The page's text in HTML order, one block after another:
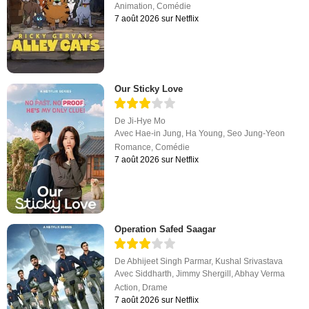
Animation,Comédie
7 août 2026 sur Netflix
Our Sticky Love
DeJi-Hye Mo
Avec Hae-in Jung Ha Young ,Seo Jung-Yeon
Romance ,Comédie
7 août 2026 sur Netflix
Operation Safed Saagar
DeAbhijeet Singh Parmar, Kushal Srivastava
AvecSiddharth,Jimmy Shergill ,Abhay Verma
Action, Drame
7 août 2026 sur Netflix